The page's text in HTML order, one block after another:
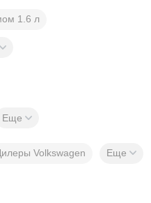
1.6 л
Еще
Volkswagen Еще